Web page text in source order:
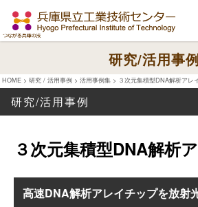
研究/活用事
HOME > 研究 / 活用事例 > 活用事例集 > ３次元集積型DNA解析アレ
研究/活用事例
３次元集積型DNA解析
高速DNA解析アレイチップを放射